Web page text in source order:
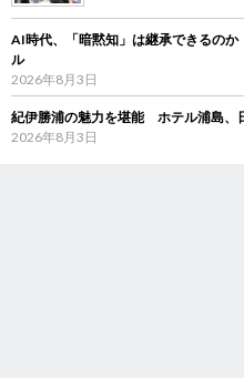
AI時代、「暗黙知」は継承できるの
ル
2026年8月3日
紀伊勝浦の魅力を堪能 ホテル浦島、
2026年8月3日